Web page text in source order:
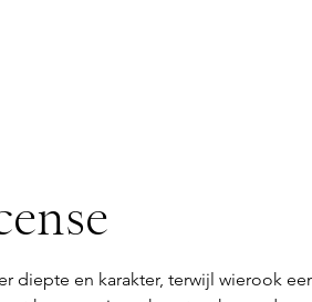
diepte en karakter, terwijl wierook